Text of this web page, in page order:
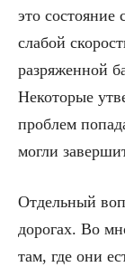
это состояние
слабой
разряженной
Некоторые
проблем
могли
Отдельный
дорогах. Во
там, где они